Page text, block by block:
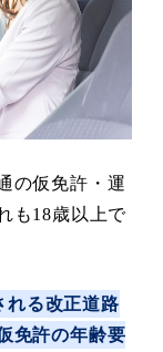
の仮免許・運
も18歳以上で
れる改正道路
免許の年齢要